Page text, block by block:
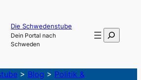
Die Schwedenstube
Dein Portal nach
Schweden
Suchen
> Blog > Politik &